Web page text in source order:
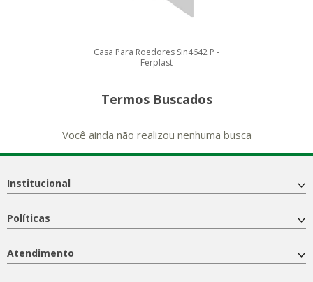
Casa Para Roedores Sin4642 P -
Ferplast
Termos Buscados
Você ainda não realizou nenhuma busca
Institucional
Políticas
Atendimento